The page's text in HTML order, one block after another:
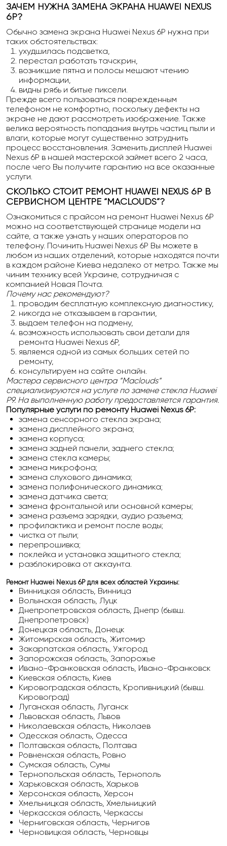
ЗАЧЕМ НУЖНА ЗАМЕНА ЭКРАНА HUAWEI NEXUS
6P?
Обычно замена экрана Huawei Nexus 6P нужна при
таких обстоятельствах:
ухудшилась подсветка,
перестал работать тачскрин,
возникшие пятна и полосы мешают чтению
информации,
видны рябь и битые пиксели.
Прежде всего пользоваться поврежденным
телефоном не комфортно, поскольку дефекты на
экране не дают рассмотреть изображение. Также
велика вероятность попадания внутрь частиц пыли и
влаги, которые могут существенно затруднить
процесс восстановления. Заменить дисплей Huawei
Nexus 6P в нашей мастерской займет всего 2 часа,
после чего Вы получите гарантию на все оказанные
услуги.
СКОЛЬКО СТОИТ РЕМОНТ HUAWEI NEXUS 6P В
СЕРВИСНОМ ЦЕНТРЕ “MACLOUDS”?
Ознакомиться с прайсом на ремонт Huawei Nexus 6P
можно на соответствующей странице модели на
сайте, а также узнать у наших операторов по
телефону. Починить Huawei Nexus 6P Вы можете в
любом из наших отделений, которые находятся почти
в каждом районе Киева недалеко от метро. Также мы
чиним технику всей Украине, сотрудничая с
компанией Новая Почта.
Почему нас рекомендуют?
проводим бесплатную комплексную диагностику,
никогда не отказываем в гарантии,
выдаем телефон на подмену,
возможность использовать свои детали для
ремонта Huawei Nexus 6P,
являемся одной из самых больших сетей по
ремонту,
консультируем на сайте онлайн.
Мастера сервисного центра “Maclouds“
специализируются на услуге по замене стекла Huawei
P9. На выполненную работу предоставляется гарантия.
Популярные услуги по ремонтуHuawei Nexus 6P:
замена сенсорного стекла экрана;
замена дисплейного экрана;
замена корпуса;
замена задней панели, заднего стекла;
замена стекла камеры;
замена микрофона;
замена слухового динамика;
замена полифонического динамика;
замена датчика света;
замена фронтальной или основной камеры;
замена разъема зарядки, аудио разъема;
профилактика и ремонт после воды;
чистка от пыли;
перепрошивка;
поклейка и установка защитного стекла;
разблокировка от аккаунта.
Ремонт Huawei Nexus 6P для всех областей Украины:
Винницкая область, Винница
Волынская область, Луцк
Днепропетровская область, Днепр (бывш.
Днепропетровск)
Донецкая область, Донецк
Житомирская область, Житомир
Закарпатская область, Ужгород
Запорожская область, Запорожье
Ивано-Франковская область, Ивано-Франковск
Киевская область, Киев
Кировоградская область, Кропивницкий (бывш.
Кировоград)
Луганская область, Луганск
Львовская область, Львов
Николаевская область, Николаев
Одесская область, Одесса
Полтавская область, Полтава
Ровненская область, Ровно
Сумская область, Сумы
Тернопольская область, Тернополь
Харьковская область, Харьков
Херсонская область, Херсон
Хмельницкая область, Хмельницкий
Черкасская область, Черкассы
Черниговская область, Чернигов
Черновицкая область, Черновцы